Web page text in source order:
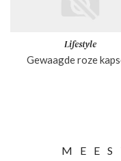
Lifestyle
Gewaagde roze